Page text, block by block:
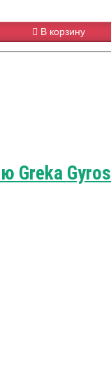
В корзину
Greka Gyros